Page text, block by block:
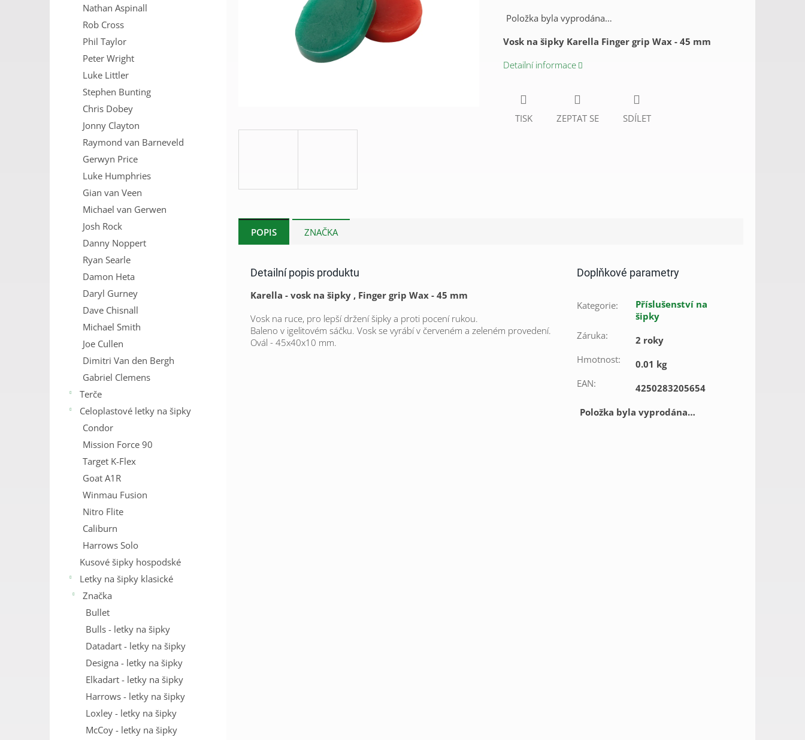
Nathan Aspinall
Rob Cross
Phil Taylor
Peter Wright
Luke Littler
Stephen Bunting
Chris Dobey
Jonny Clayton
Raymond van Barneveld
Gerwyn Price
Luke Humphries
Gian van Veen
Michael van Gerwen
Josh Rock
Danny Noppert
Ryan Searle
Damon Heta
Daryl Gurney
Dave Chisnall
Michael Smith
Joe Cullen
Dimitri Van den Bergh
Gabriel Clemens
Terče
Celoplastové letky na šipky
Condor
Mission Force 90
Target K-Flex
Goat A1R
Winmau Fusion
Nitro Flite
Caliburn
Harrows Solo
Kusové šipky hospodské
Letky na šipky klasické
Značka
Bullet
Bulls - letky na šipky
Datadart - letky na šipky
Designa - letky na šipky
Elkadart - letky na šipky
Harrows - letky na šipky
Loxley - letky na šipky
McCoy - letky na šipky
Položka byla vyprodána…
Vosk na šipky Karella Finger grip Wax - 45 mm
Detailní informace
TISK ZEPTAT SE SDÍLET
POPIS ZNAČKA
Detailní popis produktu
Karella - vosk na šipky , Finger grip Wax - 45 mm
Vosk na ruce, pro lepší držení šipky a proti pocení rukou.
Baleno v igelitovém sáčku. Vosk se vyrábí v červeném a zeleném provedení.
Ovál - 45x40x10 mm.
Doplňkové parametry
Kategorie:
Příslušenství na
šipky
Záruka:
2 roky
Hmotnost:
0.01 kg
EAN:
4250283205654
Položka byla vyprodána…